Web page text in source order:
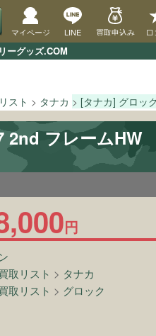
ーグッズ.COM
マイページ LINE 買取申込み 口
スト タナカ [タナカ] グロッ
2nd フレームHW
円
取リスト > タナカ
取リスト > グロック